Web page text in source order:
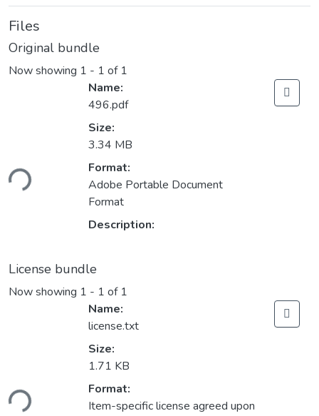
Files
Original bundle
Now showing 1 - 1 of 1
Name:
496.pdf
Size:
3.34 MB
Format:
Adobe Portable Document
Format
Description:
License bundle
Now showing 1 - 1 of 1
Name:
license.txt
Size:
1.71 KB
Format:
Item-specific license agreed upon